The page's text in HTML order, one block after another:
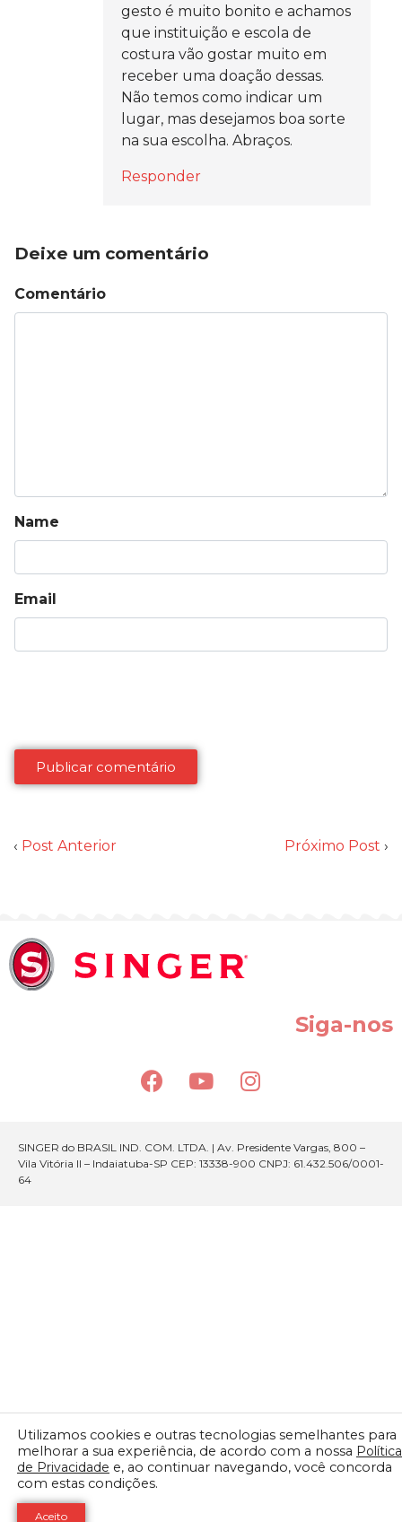
gesto é muito bonito e achamos
que instituição e escola de
costura vão gostar muito em
receber uma doação dessas.
Não temos como indicar um
lugar, mas desejamos boa sorte
na sua escolha. Abraços.
Responder
Deixe um comentário
Comentário
Name
Email
‹ Post Anterior Próximo Post ›
Siga-nos
SINGER do BRASIL IND. COM. LTDA. | Av. Presidente Vargas, 800 –
Vila Vitória II – Indaiatuba-SP CEP: 13338-900 CNPJ: 61.432.506/0001-
64
Utilizamos cookies e outras tecnologias semelhantes para
melhorar a sua experiência, de acordo com a nossa Política
de Privacidade e, ao continuar navegando, você concorda
com estas condições.
Aceito